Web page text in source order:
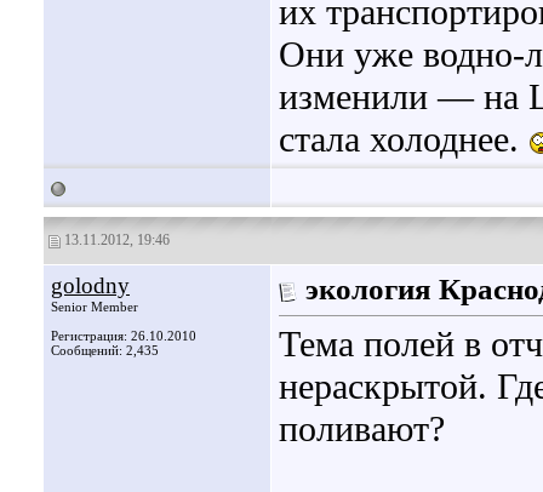
их
Они уже водно-
изменили — на
стала холоднее.
13.11.2012, 19:46
golodny
Senior Member
Регистрация: 26.10.2010
Сообщений: 2,435
экология
Тема полей в
нераскрытой.
поливают?